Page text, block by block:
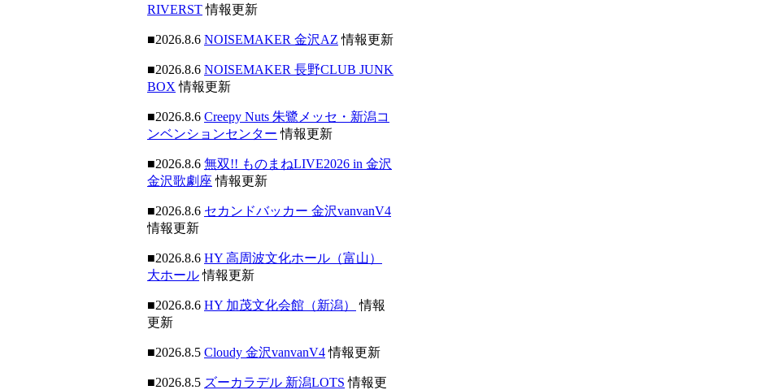
RIVERST情報更新
■2026.8.6 NOISEMAKER 金沢AZ 情報更新
■2026.8.6 NOISEMAKER 長野CLUB JUNK
BOX 情報更新
■2026.8.6 Creepy Nuts 朱鷺メッセ・新潟コ
ンベンションセンター 情報更新
■2026.8.6 無双!! ものまねLIVE2026 in 金沢
金沢歌劇座 情報更新
■2026.8.6 セカンドバッカー 金沢vanvanV4
情報更新
■2026.8.6 HY 高周波文化ホール（富山）
大ホール情報更新
■2026.8.6 HY 加茂文化会館（新潟）
情報
更新
■2026.8.5 Cloudy 金沢vanvanV4情報更新
■2026.8.5 ズーカラデル 新潟LOTS 情報更